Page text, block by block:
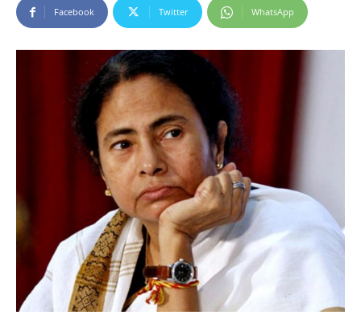
Facebook Twitter WhatsApp